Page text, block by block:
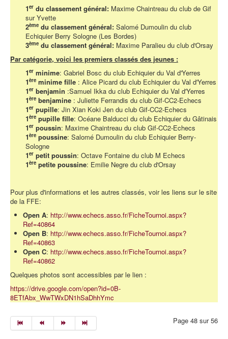
1er du classement général: Maxime Chaintreau du club de Gif
sur Yvette
2ème du classement général: Salomé Dumoulin du club
Echiquier Berry Sologne (Les Bordes)
3ème du classement général: Maxime Paralieu du club d'Orsay
Par catégorie, voici les premiers classés des jeunes :
1er minime: Gabriel Bosc du club Echiquier du Val d'Yerres
1ère minime fille : Alice Picard du club Echiquier du Val d'Yerres
1er benjamin :Samuel Ikka du club Echiquier du Val d'Yerres
1ère benjamine : Juliette Ferrandis du club Gif-CC2-Echecs
1er pupille: Jin Xian Koki Jen du club Gif-CC2-Echecs
1ère pupille fille: Océane Balducci du club Echiquier du Gâtinais
1er poussin: Maxime Chaintreau du club Gif-CC2-Echecs
1ère poussine: Salomé Dumoulin du club Echiquier Berry-
Sologne
1er petit poussin: Octave Fontaine du club M Echecs
1ère petite poussine: Emilie Negre du club d'Orsay
Pour plus d'informations et les autres classés, voir les liens sur le site
de la FFE:
Open A: http://www.echecs.asso.fr/FicheTournoi.aspx?
Ref=40864
Open B: http://www.echecs.asso.fr/FicheTournoi.aspx?
Ref=40863
Open C: http://www.echecs.asso.fr/FicheTournoi.aspx?
Ref=40862
Quelques photos sont accessibles par le lien :
https://drive.google.com/open?id=0B-
8ETfAbx_WwTWxDN1hSaDhhYmc
Page 48 sur 56